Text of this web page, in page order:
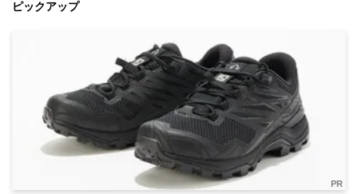
ピックアップ
PR